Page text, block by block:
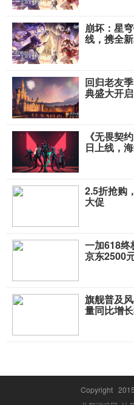
崩坏：星
线，携全
回归老友
典盛大开启
《无畏契
日上线，
2.5折抢购
大促
一加618终
京东2500
旗舰普及
量同比增
Copyright